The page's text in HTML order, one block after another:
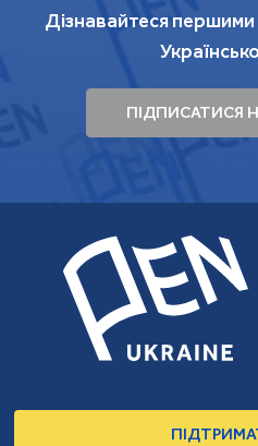
Дізнавайтеся першими
ПІДПИСАТИСЯ